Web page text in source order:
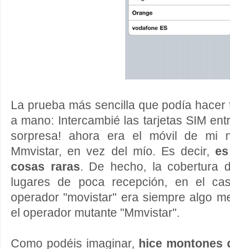
La prueba más sencilla que podía
a mano: Intercambié las tarjetas SIM
sorpresa! ahora era el móvil de mi
Mmvistar, en vez del mío. Es decir,
cosas raras. De hecho, la cobertura
lugares de poca recepción, en el
operador "movistar" era siempre algo
el operador mutante "Mmvistar".
Como podéis imaginar, hice montones